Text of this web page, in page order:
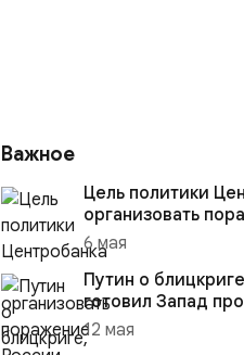
Важное
Цель политики
организовать
России в
конфликте с США
6 мая
Путин о
готовил Запад
12 мая